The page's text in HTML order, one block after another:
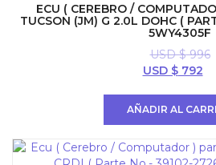
ECU ( CEREBRO /
TUCSON (JM) G 2.0L DOHC (
5WY4305F
USD $996
El
era:
$ 996.
USD $792El
es:
$
AÑADIR AL